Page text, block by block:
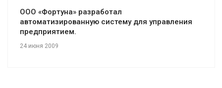
ООО «Фортуна» разработал
автоматизированную систему для управления
предприятием.
24 июня 2009